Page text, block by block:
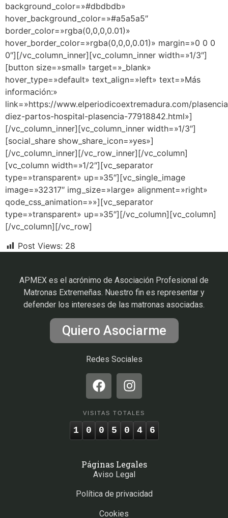
background_color=»#dbdbdb»
hover_background_color=»#a5a5a5″
border_color=»rgba(0,0,0,0.01)»
hover_border_color=»rgba(0,0,0,0.01)» margin=»0 0 0
0″][/vc_column_inner][vc_column_inner width=»1/3″]
[button size=»small» target=»_blank»
hover_type=»default» text_align=»left» text=»Más
información:»
link=»https://www.elperiodicoextremadura.com/
diez-partos-hospital-plasencia-77918842.html»]
[/vc_column_inner][vc_column_inner width=»1/3″]
[social_share show_share_icon=»yes»]
[/vc_column_inner][/vc_row_inner][/vc_column]
[vc_column width=»1/2″][vc_separator
type=»transparent» up=»35″][vc_single_image
image=»32317″ img_size=»large» alignment=»right»
qode_css_animation=»»][vc_separator
type=»transparent» up=»35″][/vc_column][vc_column]
[/vc_column][/vc_row]
Post Views: 28
APMEX es el acrónimo de Asociación Profesional de
Matronas Extremeñas. Nuestro fin es representar y
defender los intereses de las matronas asociadas.
Quiero Asociarme
Redes Sociales
VISITAS TOTALES
1 0 0 5 0 4 6
Páginas Legales
Aviso Legal
Política de privacidad
Cookies